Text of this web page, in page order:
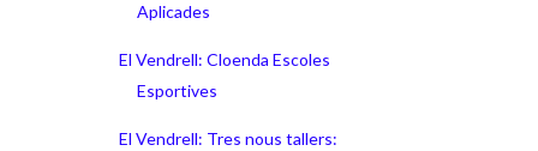
Aplicades
El Vendrell: Cloenda Escoles
Esportives
El Vendrell: Tres nous tallers: